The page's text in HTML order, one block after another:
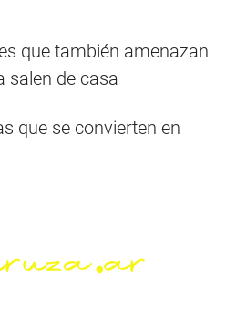
que también amenazan
salen de casa
que se convierten en